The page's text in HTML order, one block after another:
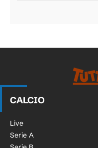
CALCIO
Live
Serie A